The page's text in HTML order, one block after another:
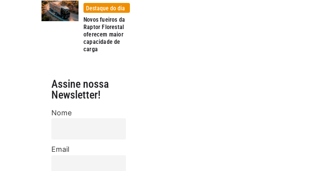
Destaque do dia
Novos fueiros da
Raptor Florestal
oferecem maior
capacidade de
carga
Assine nossa
Newsletter!
Nome
Email